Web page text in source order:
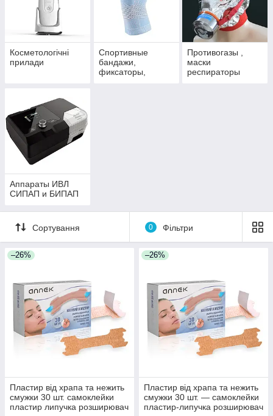
Косметологічні
прилади
Спортивные
бандажи,
фиксаторы,
Противогазы ,
маски
респираторы
Аппараты ИВЛ
СИПАП и БИПАП
Сортування 0 Фільтри
–26%
Пластир від храпа та нежить
смужки 30 шт. самоклейки
пластир липучка розширювач
–26%
Пластир від храпа та нежить
смужки 30 шт. — самоклейки
пластир-липучка розширювач